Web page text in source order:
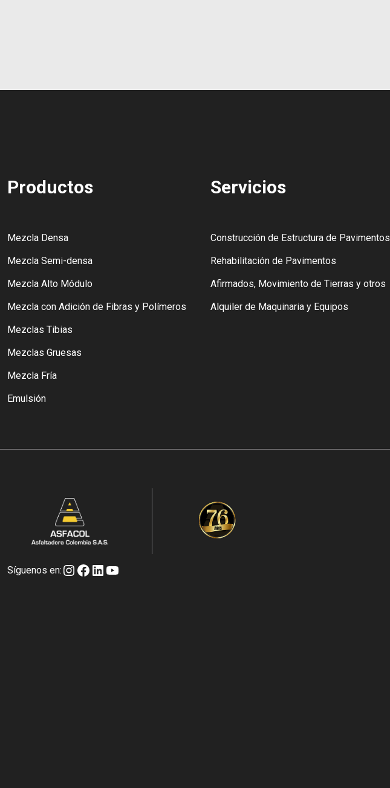
Productos
Mezcla Densa
Mezcla Semi-densa
Mezcla Alto Módulo
Mezcla con Adición de Fibras y Polímeros
Mezclas Tibias
Mezclas Gruesas
Mezcla Fría
Emulsión
Servicios
Construcción de Estructura de Pavimentos
Rehabilitación de Pavimentos
Afirmados, Movimiento de Tierras y otros
Alquiler de Maquinaria y Equipos
Síguenos en: Instagram
Facebook
LinkedIn
YouTube